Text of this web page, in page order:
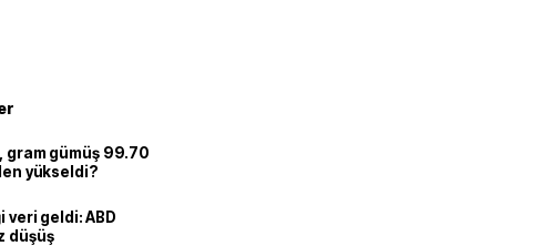
gram gümüş 99.70
yükseldi?
veri geldi: ABD
düşüş